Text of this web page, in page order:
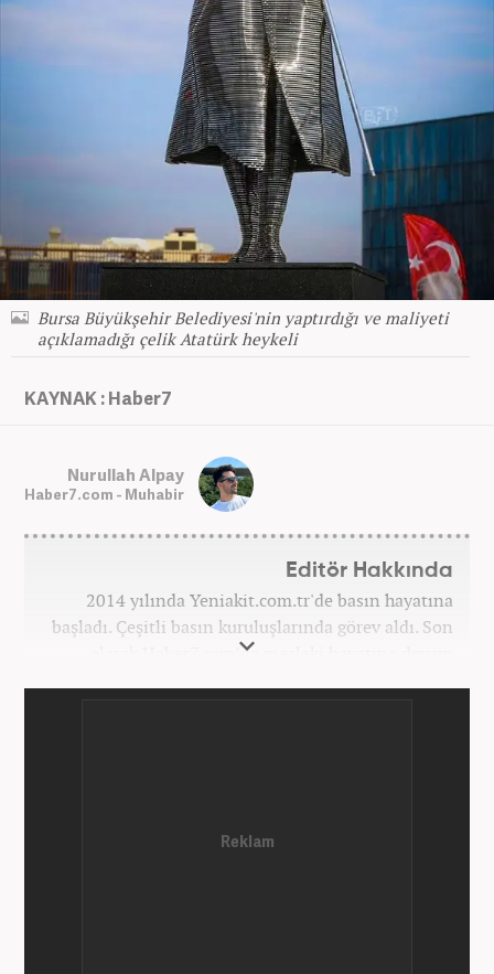
Bursa Büyükşehir Belediyesi'nin yaptırdığı ve maliyeti
açıklamadığı çelik Atatürk heykeli
KAYNAK : Haber7
Nurullah Alpay
Haber7.com - Muhabir
Editör Hakkında
2014 yılında Yeniakit.com.tr'de basın hayatına
başladı. Çeşitli basın kuruluşlarında görev aldı. Son
olarak Haber7.com’da mesleki hayatına devam